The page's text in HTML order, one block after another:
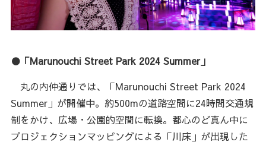
●「Marunouchi Street Park 2024 Summer」
丸の内仲通りでは、「Marunouchi Street Park 2024
Summer」が開催中。約500mの道路空間に24時間交通規
制をかけ、広場・公園的空間に転換。都心のど真ん中に
プロジェクションマッピングによる「川床」が出現した